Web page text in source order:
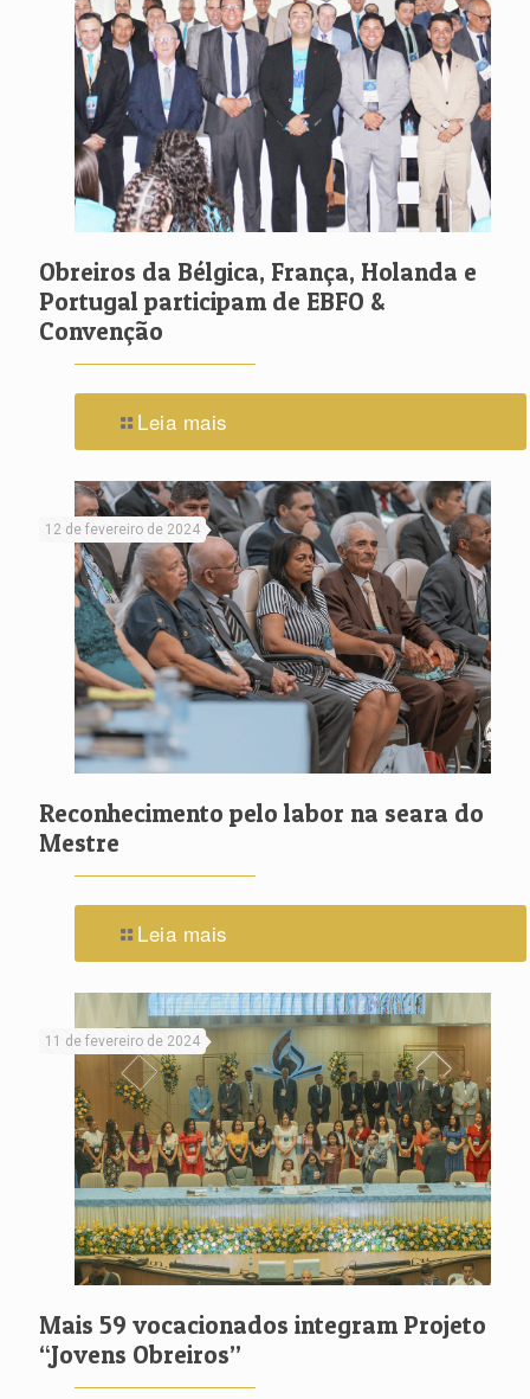
Obreiros da Bélgica, França, Holanda e
Portugal participam de EBFO &
Convenção
Leia mais
12 de fevereiro de 2024
Reconhecimento pelo labor na seara do
Mestre
Leia mais
11 de fevereiro de 2024
Mais 59 vocacionados integram Projeto
“Jovens Obreiros”